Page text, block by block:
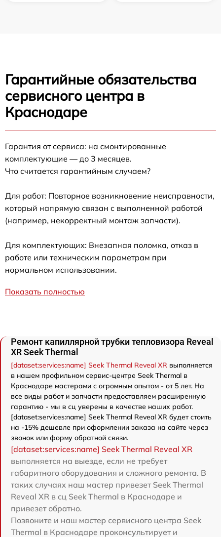
Гарантийные обязательства
сервисного центра в
Краснодаре
Гарантия от сервиса: на смонтированные
комплектующие — до 3 месяцев.
Что считается гарантийным случаем?
Для работ: Повторное возникновение неисправности,
который напрямую связан с выполненной работой
(например, некорректный монтаж запчасти).
Для комплектующих: Внезапная поломка, отказ в
работе или техническим параметрам при
нормальном использовании.
Показать полностью
Ремонт капиллярной трубки тепловизора Reveal
XR Seek Thermal
[dataset:services:name] Seek Thermal Reveal XR выполняется
в нашем профильном сервис-центре Seek Thermal в
Краснодаре мастерами с огромным опытом - от 5 лет. На
все виды работ и запчасти предоставляем расширенную
гарантию - мы в сц уверены в качестве наших работ.
[dataset:services:name] Seek Thermal Reveal XR будет стоить
на -15% дешевле при оформлении заказа на сайте через
звонок или форму обратной связи.
[dataset:services:name] Seek Thermal Reveal XR
выполняется на выезде, если не требует
габаритного оборудования и сложного ремонта. В
таких случаях наш мастер привезет Seek Thermal
Reveal XR в сц Seek Thermal в Краснодаре и
привезет обратно.
Позвоните и наш мастер сервисного центра Seek
Thermal в Краснодаре проконсультирует и